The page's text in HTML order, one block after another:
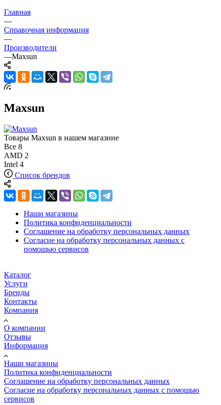
Главная
—
Справочная информация
—
Производители
—Maxsun
Maxsun
Товары Maxsun в нашем магазине
Все 8
AMD 2
Intel 4
Список брендов
Наши магазины
Политика конфиденциальности
Соглашение на обработку персональных данных
Согласие на обработку персональных данных с
помощью сервисов
Каталог
Услуги
Бренды
Контакты
Компания
О компании
Отзывы
Информация
Наши магазины
Политика конфиденциальности
Соглашение на обработку персональных данных
Согласие на обработку персональных данных с помощью
сервисов